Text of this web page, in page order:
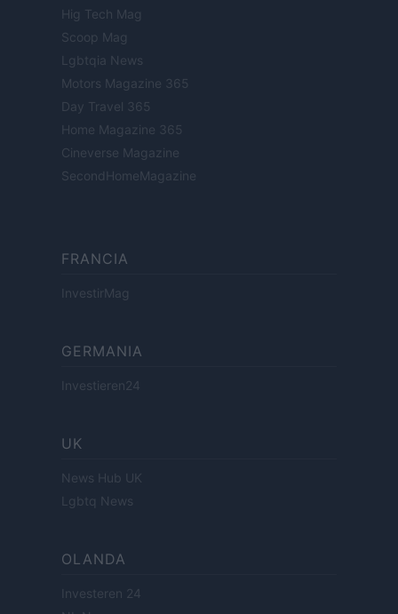
Hig Tech Mag
Scoop Mag
Lgbtqia News
Motors Magazine 365
Day Travel 365
Home Magazine 365
Cineverse Magazine
SecondHomeMagazine
FRANCIA
InvestirMag
GERMANIA
Investieren24
UK
News Hub UK
Lgbtq News
OLANDA
Investeren 24